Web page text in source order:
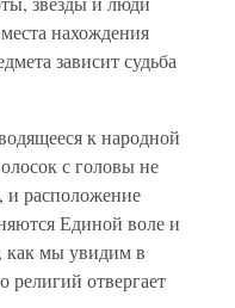
нахождения
зависит судьба
к народной
с головы не
и расположение
Единой воле и
как мы увидим в
религий отвергает